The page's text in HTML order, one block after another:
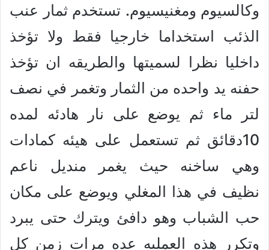
وكالسيوم ومغنيسيوم. تستخدم ثمار عنب
الذئب استخداما خارجيا فقط ولا تؤخذ
داخليا نظرا لسميتها والطريقه ان تؤخذ
حفنه يد واحده من الثمار وتغمر في نصف
لتر ماء ثم يوضع على نار هادئه لمده
10دقائق ثم تستعمل على هيئه كمادات
وهي ساخنه حيث يغمر منديل ناعم
نظيف في هذا المغلي ويوضع على مكان
حب الشباب وهو دافئ ويترك حتى يبرد
وتكرر هذه العمليه عده مرات زمن كل